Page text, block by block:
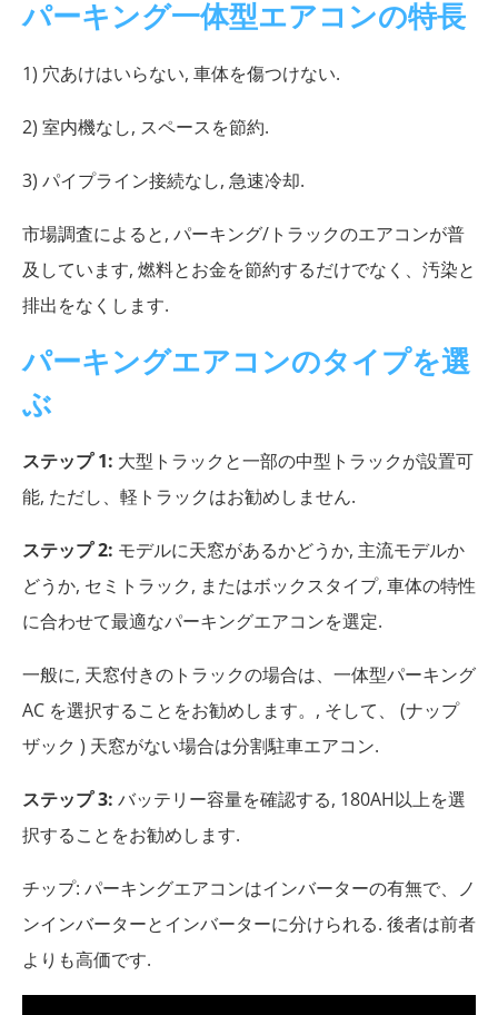
パーキング一体型エアコンの特長
1) 穴あけはいらない, 車体を傷つけない.
2) 室内機なし, スペースを節約.
3) パイプライン接続なし, 急速冷却.
市場調査によると, パーキング/トラックのエアコンが普
及しています, 燃料とお金を節約するだけでなく、汚染と
排出をなくします.
パーキングエアコンのタイプを選
ぶ
ステップ 1: 大型トラックと一部の中型トラックが設置可
能, ただし、軽トラックはお勧めしません.
ステップ 2: モデルに天窓があるかどうか, 主流モデルか
どうか, セミトラック, またはボックスタイプ, 車体の特性
に合わせて最適なパーキングエアコンを選定.
一般に, 天窓付きのトラックの場合は、一体型パーキング
AC を選択することをお勧めします。, そして、 (ナップ
ザック ) 天窓がない場合は分割駐車エアコン.
ステップ 3: バッテリー容量を確認する, 180AH以上を選
択することをお勧めします.
チップ: パーキングエアコンはインバーターの有無で、ノ
ンインバーターとインバーターに分けられる. 後者は前者
よりも高価です.